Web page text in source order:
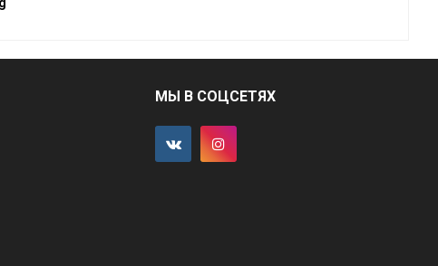
МЫ В СОЦСЕТЯХ